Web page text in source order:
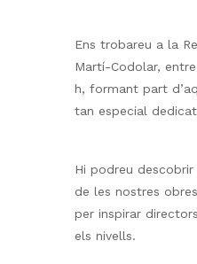
Ens trobareu a la
Martí-Codolar,
h, formant part
tan especial
Hi podreu
de les nostres
per inspirar
els nivells.